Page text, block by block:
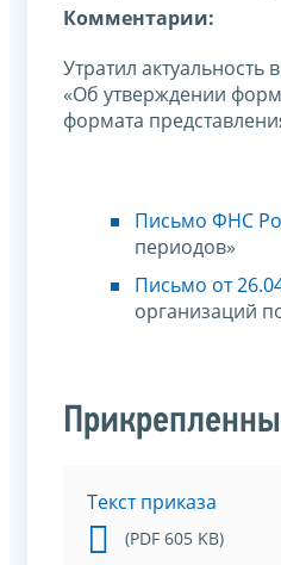
Комментарии:
Утратил
«Об утверждении
формата
Письмо ФНС
периодов»
Письмо от
организаций
Текст приказа
(PDF 605 KB)